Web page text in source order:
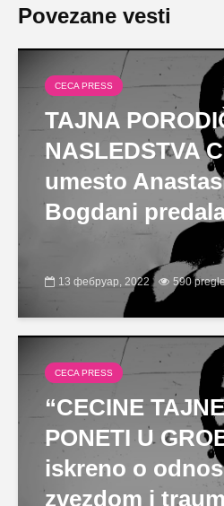
Povezane vesti
CECA PRESS
TAJNA
NASLEDSTVA
umesto
Bogdani
13 фебруар, 2022 590
CECA PRESS
“CECINE
PONETI U
iskreno o
zvezdom i